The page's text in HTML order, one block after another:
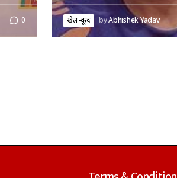
0 खेल-कूद byAbhishek Yadav